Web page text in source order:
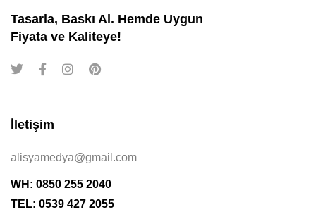
Tasarla, Baskı Al. Hemde Uygun
Fiyata ve Kaliteye!
İletişim
alisyamedya@gmail.com
WH: 0850 255 2040
TEL: 0539 427 2055